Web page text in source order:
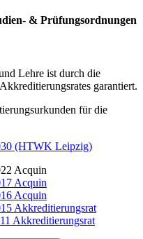
& Prüfungsordnungen
Lehre ist durch die
garantiert.
für die
(HTWK Leipzig)
Acquin
Acquin
Acquin
Akkreditierungsrat
Akkreditierungsrat